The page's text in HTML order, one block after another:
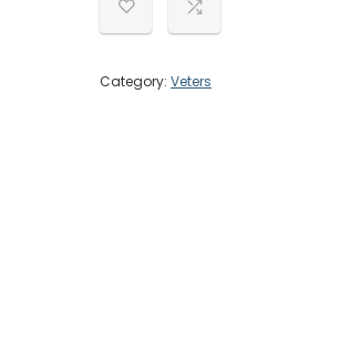
Category: Veters